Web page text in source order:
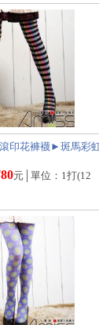
滾印花褲襪►斑馬彩
元│單位：1打(12